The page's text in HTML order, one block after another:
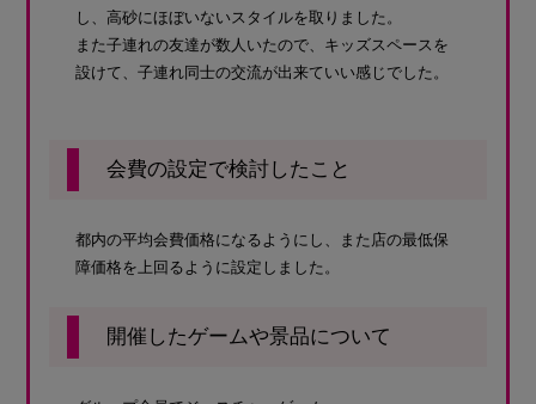
し、高砂にほぼいないスタイルを取りました。
また子連れの友達が数人いたので、キッズスペースを
設けて、子連れ同士の交流が出来ていい感じでした。
会費の設定で検討したこと
都内の平均会費価格になるようにし、また店の最低保
障価格を上回るように設定しました。
開催したゲームや景品について